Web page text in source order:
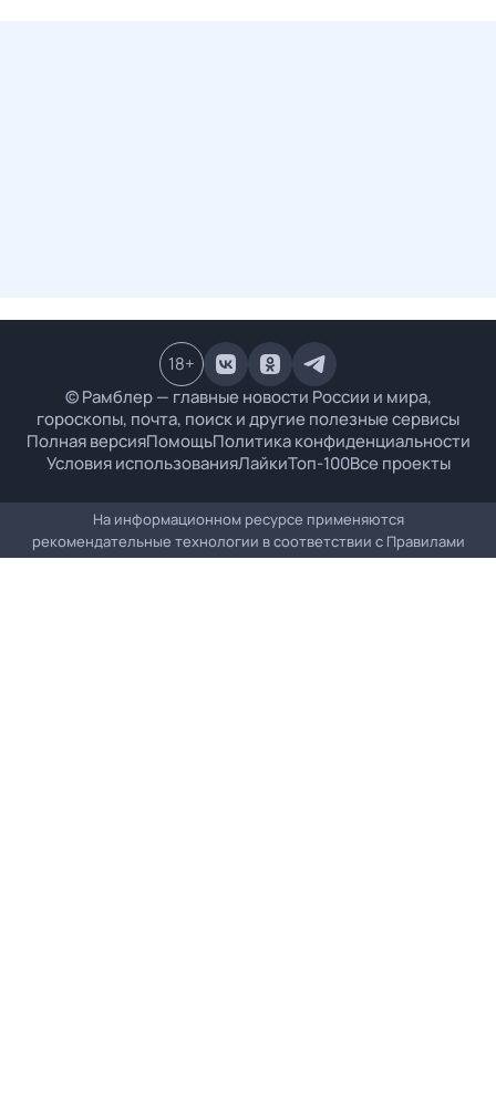
© Рамблер — главные новости России и мира,
гороскопы, почта, поиск и другие полезные сервисы
Полная версияПомощьПолитика конфиденциальности
Условия использованияЛайкиТоп-100Все проекты
18+
На информационном ресурсе применяются
рекомендательные технологии в соответствии с Правилами